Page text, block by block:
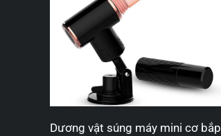
Dương vật súng máy mini cơ bắp